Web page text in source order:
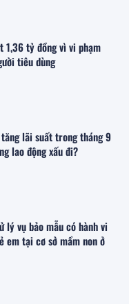
1,36 tỷ đồng vì vi phạm
tiêu dùng
tăng lãi suất trong tháng 9
lao động xấu đi?
lý vụ bảo mẫu có hành vi
em tại cơ sở mầm non ở